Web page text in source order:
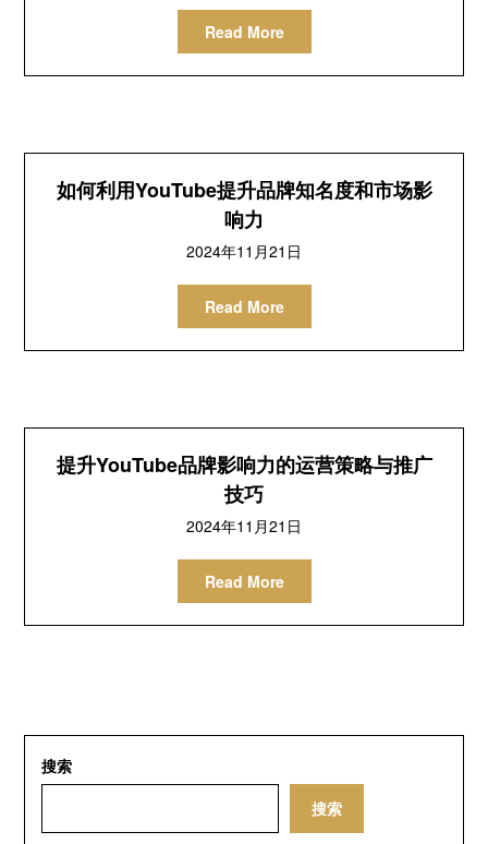
Read More
如何利用YouTube提升品牌知名度和市场影
响力
2024年11月21日
Read More
提升YouTube品牌影响力的运营策略与推广
技巧
2024年11月21日
Read More
搜索
搜索